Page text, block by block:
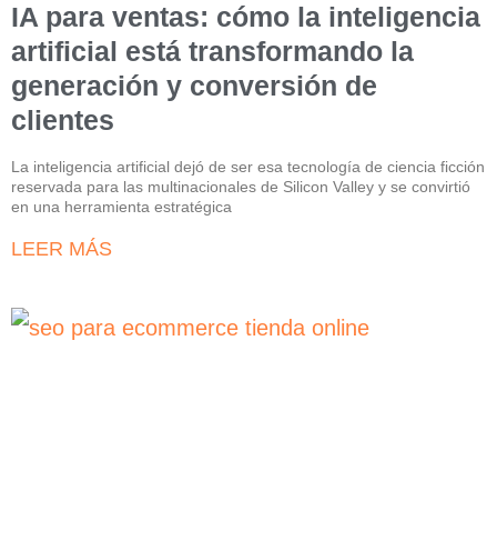
IA para ventas: cómo la inteligencia
artificial está transformando la
generación y conversión de
clientes
La inteligencia artificial dejó de ser esa tecnología de ciencia ficción
reservada para las multinacionales de Silicon Valley y se convirtió
en una herramienta estratégica
LEER MÁS